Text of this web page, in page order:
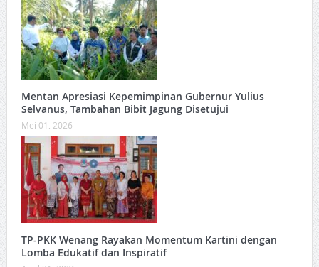
Mentan Apresiasi Kepemimpinan Gubernur Yulius
Selvanus, Tambahan Bibit Jagung Disetujui
Mei 01, 2026
TP-PKK Wenang Rayakan Momentum Kartini dengan
Lomba Edukatif dan Inspiratif